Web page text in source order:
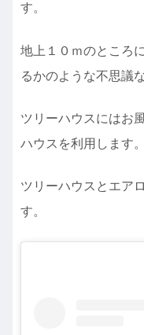
す。
地上１０ｍのところ
るかのような不思議
ツリーハウスにはお
ハウスを利用します。
ツリーハウスとエア
す。